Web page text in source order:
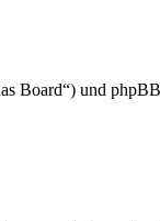
Board“) und